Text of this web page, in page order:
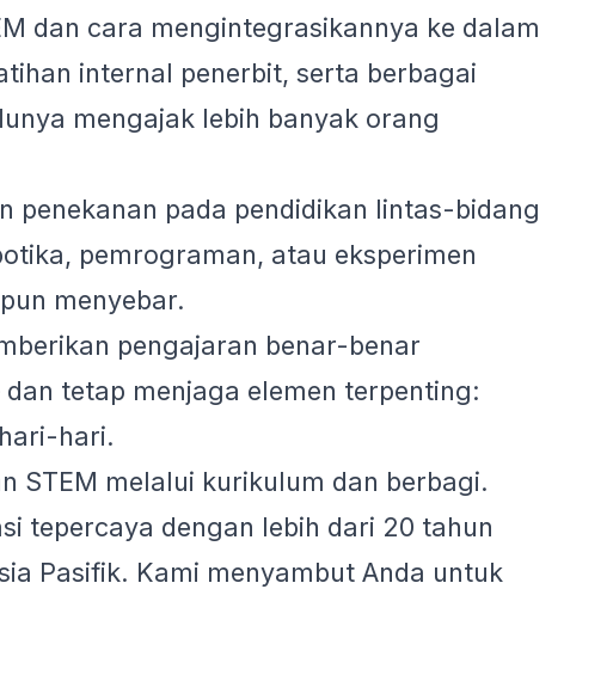
dan cara mengintegrasikannya ke dalam
internal penerbit, serta berbagai
mengajak lebih banyak orang
penekanan pada pendidikan lintas-bidang
pemrograman, atau eksperimen
menyebar.
pengajaran benar-benar
tetap menjaga elemen terpenting:
hari.
STEM melalui kurikulum dan berbagi.
tepercaya dengan lebih dari 20 tahun
Pasifik. Kami menyambut Anda untuk